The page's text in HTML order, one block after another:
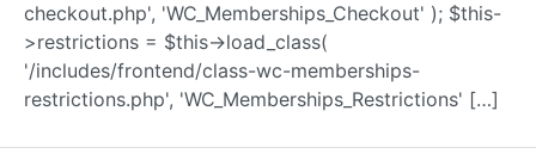
checkout.php', 'WC_Memberships_Checkout' ); $this-
>restrictions = $this->load_class(
'/includes/frontend/class-wc-memberships-
restrictions.php', 'WC_Memberships_Restrictions' […]